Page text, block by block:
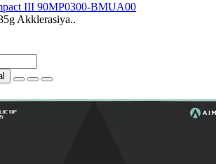
III 90MP0300-BMUA00
Akklerasiya..